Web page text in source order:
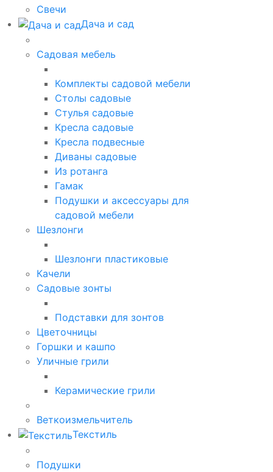
Свечи
Дача и сад
Садовая мебель
Комплекты садовой мебели
Столы садовые
Стулья садовые
Кресла садовые
Кресла подвесные
Диваны садовые
Из ротанга
Гамак
Подушки и аксессуары для
садовой мебели
Шезлонги
Шезлонги пластиковые
Качели
Садовые зонты
Подставки для зонтов
Цветочницы
Горшки и кашпо
Уличные грили
Керамические грили
Веткоизмельчитель
Текстиль
Подушки